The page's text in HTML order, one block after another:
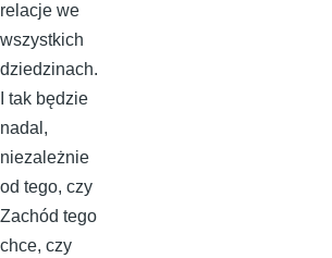
relacje we
wszystkich
dziedzinach.
I tak będzie
nadal,
niezależnie
od tego, czy
Zachód tego
chce, czy